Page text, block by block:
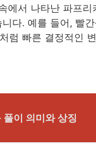
에서 나타난 파프리
다. 예를 들어, 빨
럼 빠른 결정적인
풀이 의미와 상징